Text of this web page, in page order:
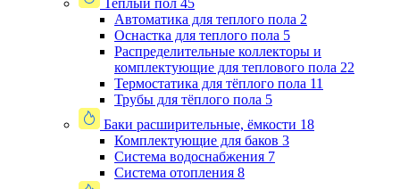
Теплый пол 45
Автоматика для теплого пола 2
Оснастка для теплого пола 5
Распределительные коллекторы и
комплектующие для теплового пола 22
Термостатика для тёплого пола 11
Трубы для тёплого пола 5
Баки расширительные, ёмкости 18
Комплектующие для баков 3
Система водоснабжения 7
Система отопления 8